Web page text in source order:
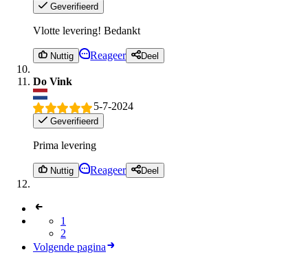
Geverifieerd
Vlotte levering! Bedankt
Nuttig Reageer Deel
Do Vink
5-7-2024
Geverifieerd
Prima levering
Nuttig Reageer Deel
1
2
Volgende pagina